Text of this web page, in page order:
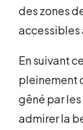
des zones
accessibles
En suivant
pleinement
gêné par
admirer la